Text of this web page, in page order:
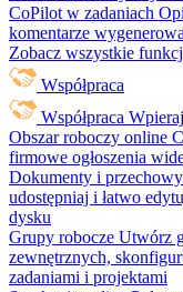
CoPilot w zadaniach
komentarze
Zobacz wszystkie
Współpraca
Współpraca
Obszar roboczy online
firmowe ogłoszenia
Dokumenty i
udostępniaj i łatwo
dysku
Grupy robocze Utwórz
zewnętrznych,
zadaniami i projektami